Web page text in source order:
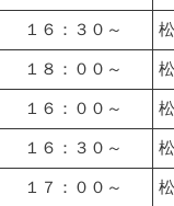
１６：３０～
１８：００～
１６：００～
１６：３０～
１７：００～